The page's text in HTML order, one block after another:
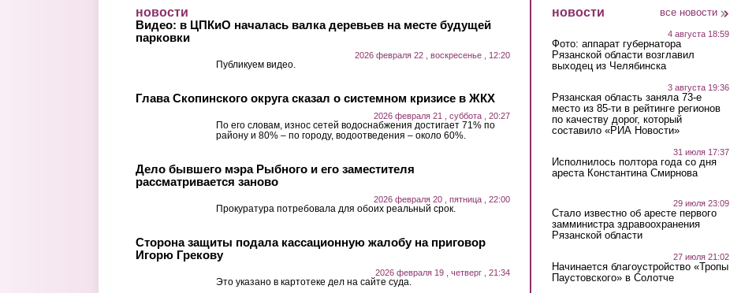
новости
Видео: в ЦПКиО началась валка деревьев на месте будущей
парковки
2026 февраля 22 , воскресенье , 12:20
Публикуем видео.
Глава Скопинского округа сказал о системном кризисе в ЖКХ
2026 февраля 21 , суббота , 20:27
По его словам, износ сетей водоснабжения достигает 71% по
району и 80% – по городу, водоотведения – около 60%.
Дело бывшего мэра Рыбного и его заместителя
рассматривается заново
2026 февраля 20 , пятница , 22:00
Прокуратура потребовала для обоих реальный срок.
Сторона защиты подала кассационную жалобу на приговор
Игорю Грекову
2026 февраля 19 , четверг , 21:34
Это указано в картотеке дел на сайте суда.
новости все новости
4 августа 18:59
Фото: аппарат губернатора
Рязанской области возглавил
выходец из Челябинска
3 августа 19:36
Рязанская область заняла 73-е
место из 85-ти в рейтинге регионов
по качеству дорог, который
составило «РИА Новости»
31 июля 17:37
Исполнилось полтора года со дня
ареста Константина Смирнова
29 июля 23:09
Стало известно об аресте первого
замминистра здравоохранения
Рязанской области
27 июля 21:02
Начинается благоустройство «Тропы
Паустовского» в Солотче